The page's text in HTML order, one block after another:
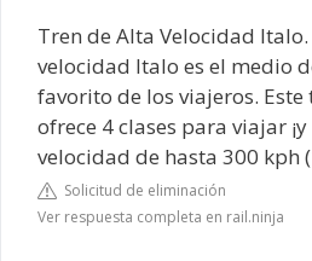
Tren de Alta Velocidad
velocidad Italo es el medio
favorito de los viajeros.
ofrece 4 clases para viajar
velocidad de hasta 300 kph
Solicitud de eliminación
Ver respuesta completa en rail.ninja